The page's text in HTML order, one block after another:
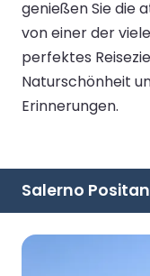
genießen Sie die
von einer der
perfektes
Naturschönheit
Erinnerungen.
Salerno